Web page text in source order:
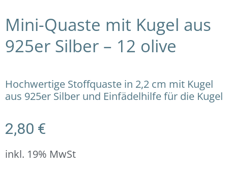
Mini-Quaste mit Kugel aus
925er Silber – 12 olive
Hochwertige Stoffquaste in 2,2 cm mit Kugel
aus 925er Silber und Einfädelhilfe für die Kugel
2,80 €
inkl. 19% MwSt